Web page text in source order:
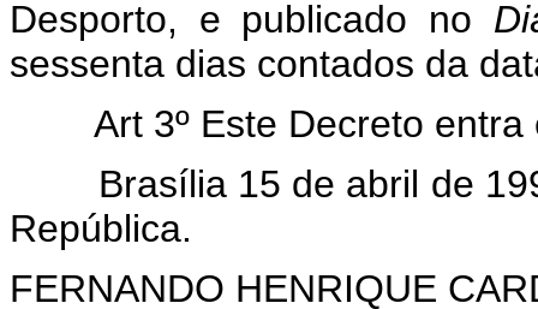
Desporto, e publicado no
sessenta dias contados da
Art 3º Este Decreto entra
Brasília 15 de abril de
República.
FERNANDO HENRIQUE